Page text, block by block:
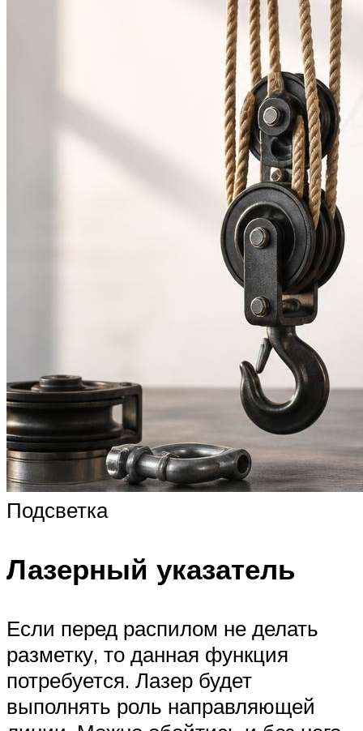
Подсветка
Лазерный указатель
Если перед распилом не делать
разметку, то данная функция
потребуется. Лазер будет
выполнять роль направляющей